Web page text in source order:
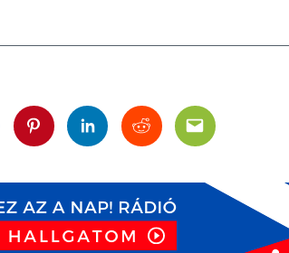
PinterestLinkedinRedditEmail